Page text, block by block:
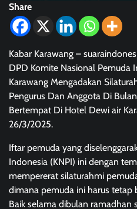
Share
Kabar Karawang –
DPD Komite Nasional Pemuda
Karawang Mengadakan
Pengurus Dan Anggota Di
Bertempat Di Hotel Dewi air
26/3/2025.
Iftar pemuda yang
Indonesia (KNPI) ini dengan
mempererat silaturahmi
dimana pemuda ini harus tetap
Baik selama dibulan ramadhan